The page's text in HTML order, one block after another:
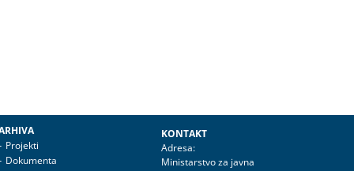
Projekti
Dokumenta
KONTAKT
Adresa:
Ministarstvo za javna